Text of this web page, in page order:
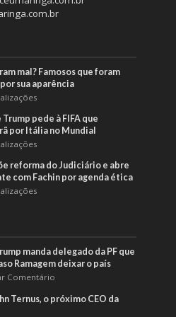
mal? Famosos que foram
sua aparência
Trump pede à FIFA que
por Itália no Mundial
reforma do Judiciário e abre
com Fachin por agenda ética
manda delegado da PF que
Ramagem deixar o país
Comentário
Ternus, o próximo CEO da